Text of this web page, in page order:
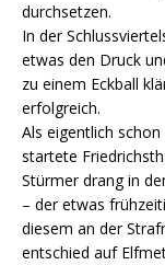
durchsetzen.
In der
etwas den Druck
zu einem Eckball
erfolgreich.
Als eigentlich
startete
Stürmer drang in
– der etwas
diesem an der
entschied auf